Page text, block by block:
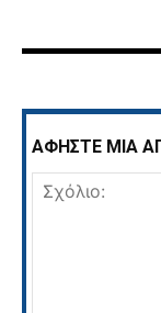
ΑΦΗΣΤΕ ΜΙΑ